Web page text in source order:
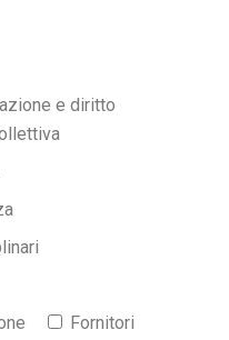
e diritto
Fornitori